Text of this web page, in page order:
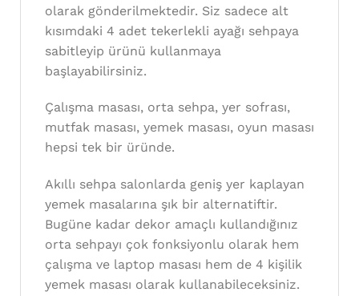
olarak gönderilmektedir. Siz sadece alt
kısımdaki 4 adet tekerlekli ayağı sehpaya
sabitleyip ürünü kullanmaya
başlayabilirsiniz.
Çalışma masası, orta sehpa, yer sofrası,
mutfak masası, yemek masası, oyun masası
hepsi tek bir üründe.
Akıllı sehpa salonlarda geniş yer kaplayan
yemek masalarına şık bir alternatiftir.
Bugüne kadar dekor amaçlı kullandığınız
orta sehpayı çok fonksiyonlu olarak hem
çalışma ve laptop masası hem de 4 kişilik
yemek masası olarak kullanabileceksiniz.